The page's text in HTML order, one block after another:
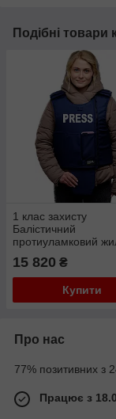
Подібні товари
1 клас захисту
Балістичний
протиуламковий
НВМПЕ UHMWPE
15 820 ₴
Купити
Про нас
77% позитивних з
Працює з